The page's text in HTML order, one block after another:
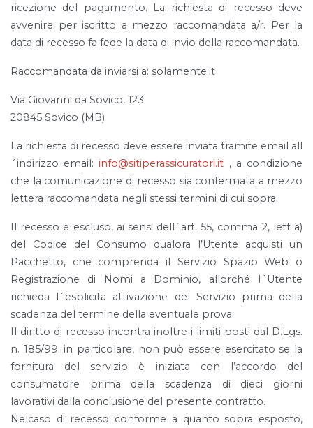
ricezione del pagamento. La richiesta di recesso deve
avvenire per iscritto a mezzo raccomandata a/r. Per la
data di recesso fa fede la data di invio della raccomandata.
Raccomandata da inviarsi a: solamente.it
Via Giovanni da Sovico, 123
20845 Sovico (MB)
La richiesta di recesso deve essere inviata tramite email all
´indirizzo email:info@sitiperassicuratori.it , a condizione
che la comunicazione di recesso sia confermata a mezzo
lettera raccomandata negli stessi termini di cui sopra.
Il recesso è escluso, ai sensi dell´art. 55, comma 2, lett a)
del Codice del Consumo qualora l’Utente acquisti un
Pacchetto, che comprenda il Servizio Spazio Web o
Registrazione di Nomi a Dominio, allorché l´Utente
richieda l´esplicita attivazione del Servizio prima della
scadenza del termine della eventuale prova.
Il diritto di recesso incontra inoltre i limiti posti dal D.Lgs.
n. 185/99; in particolare, non può essere esercitato se la
fornitura del servizio è iniziata con l’accordo del
consumatore prima della scadenza di dieci giorni
lavorativi dalla conclusione del presente contratto.
Nelcaso di recesso conforme a quanto sopra esposto,